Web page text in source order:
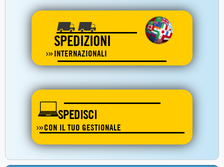
SPEDIZIONI
INTERNAZIONALI
SPEDISCI
CON IL TUO GESTIONALE